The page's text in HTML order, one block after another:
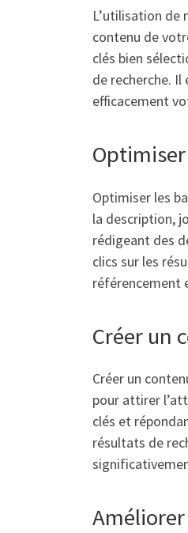
L’utilisation de
contenu de
clés bien
de recherche.
efficacement
Optimiser
Optimiser les
la description,
rédigeant des
clics sur les
référencement
Créer un
Créer un
pour attirer
clés et
résultats de